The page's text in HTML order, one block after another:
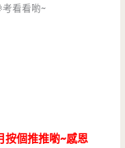
看看喲~
按個推推喲~感恩